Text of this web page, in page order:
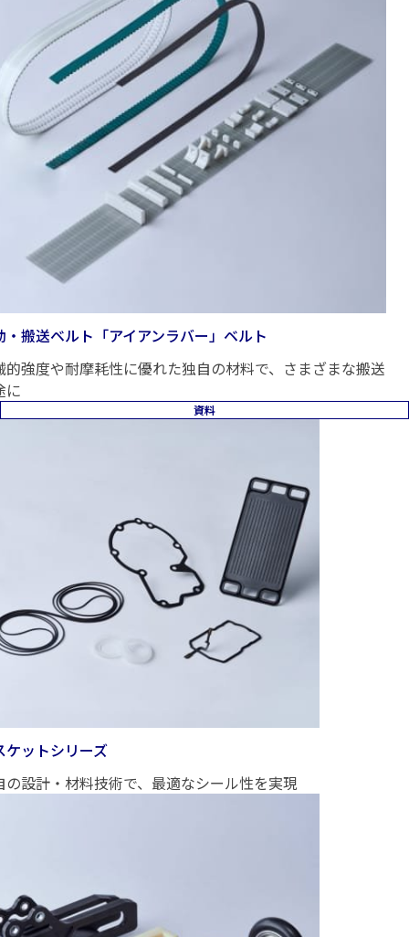
・搬送ベルト「アイアンラバー」ベルト
的強度や耐摩耗性に優れた独自の材料で、さまざまな搬送
に
資料
ケットシリーズ
の設計・材料技術で、最適なシール性を実現